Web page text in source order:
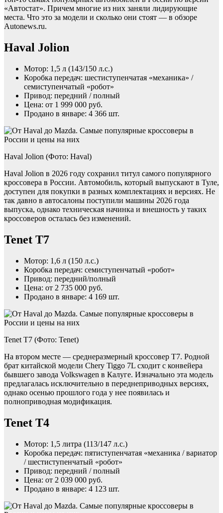
«Автостат». Причем многие из них заняли лидирующие
места. Что это за модели и сколько они стоят — в обзоре
Autonews.ru.
Haval Jolion
Мотор: 1,5 л (143/150 л.с.)
Коробка передач: шестиступенчатая «механика» /
семиступенчатый «робот»
Привод: передний / полный
Цена: от 1 999 000 руб.
Продано в январе: 4 366 шт.
Haval Jolion (Фото: Haval)
Haval Jolion в 2026 году сохранил титул самого популярного
кроссовера в России. Автомобиль, который выпускают в Туле,
доступен для покупки в разных комплектациях и версиях. Не
так давно в автосалоны поступили машины 2026 года
выпуска, однако техническая начинка и внешность у таких
кроссоверов осталась без изменений.
Tenet T7
Мотор: 1,6 л (150 л.с.)
Коробка передач: семиступенчатый «робот»
Привод: передний/полный
Цена: от 2 735 000 руб.
Продано в январе: 4 169 шт.
Tenet T7 (Фото: Tenet)
На втором месте — среднеразмерный кроссовер T7. Родной
брат китайской модели Chery Tiggo 7L сходит с конвейера
бывшего завода Volkswagen в Калуге. Изначально эта модель
предлагалась исключительно в переднеприводных версиях,
однако осенью прошлого года у нее появилась и
полноприводная модификация.
Tenet T4
Мотор: 1,5 литра (113/147 л.с.)
Коробка передач: пятиступенчатая «механика / вариатор
/ шестиступенчатый «робот»
Привод: передний / полный
Цена: от 2 039 000 руб.
Продано в январе: 4 123 шт.